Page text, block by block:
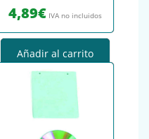
4,89€ IVA no incluidos
Añadir al carrito